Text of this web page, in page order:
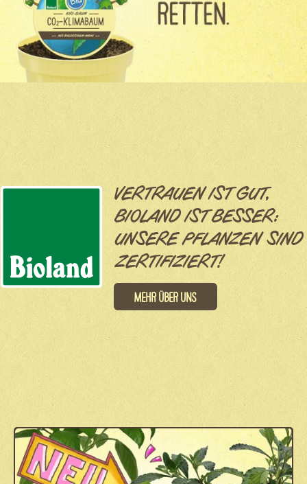
VERTRAUEN IST GUT,
BIOLAND IST BESSER:
UNSERE PFLANZEN SIND
ZERTIFIZIERT!
Mehr über uns